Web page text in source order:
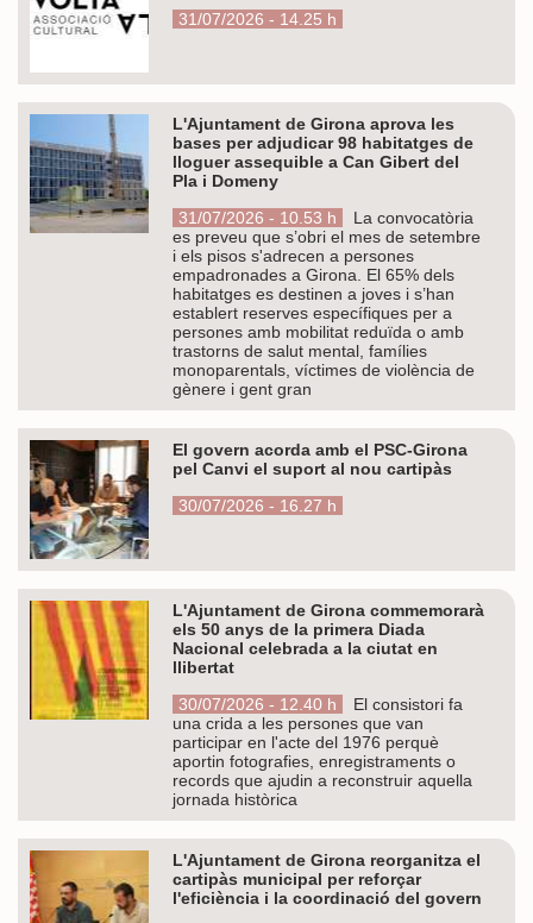
31/07/2026 - 14.25 h
L'Ajuntament de Girona aprova les
bases per adjudicar 98 habitatges de
lloguer assequible a Can Gibert del
Pla i Domeny
31/07/2026 - 10.53 h
La convocatòria
es preveu que s’obri el mes de setembre
i els pisos s'adrecen a persones
empadronades a Girona. El 65% dels
habitatges es destinen a joves i s’han
establert reserves específiques per a
persones amb mobilitat reduïda o amb
trastorns de salut mental, famílies
monoparentals, víctimes de violència de
gènere i gent gran
El govern acorda amb el PSC-Girona
pel Canvi el suport al nou cartipàs
30/07/2026 - 16.27 h
L'Ajuntament de Girona commemorarà
els 50 anys de la primera Diada
Nacional celebrada a la ciutat en
llibertat
30/07/2026 - 12.40 h
El consistori fa
una crida a les persones que van
participar en l'acte del 1976 perquè
aportin fotografies, enregistraments o
records que ajudin a reconstruir aquella
jornada històrica
L'Ajuntament de Girona reorganitza el
cartipàs municipal per reforçar
l'eficiència i la coordinació del govern